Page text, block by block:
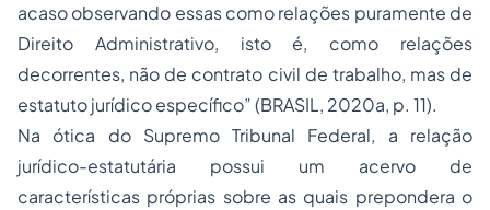
acaso observando essas como relações puramente de
Direito Administrativo, isto é, como relações
decorrentes, não de contrato civil de trabalho, mas de
estatuto jurídico específico”(BRASIL, 2020a, p. 11).
Na ótica do Supremo Tribunal Federal, a relação
jurídico-estatutária possui um acervo de
características próprias sobre as quais prepondera o